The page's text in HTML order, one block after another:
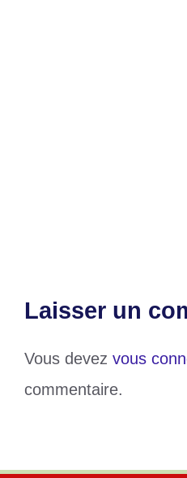
Laisser un
Vous devez vous
commentaire.